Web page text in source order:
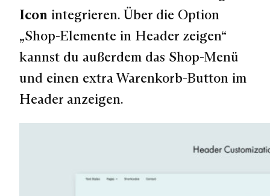
Icon integrieren. Über die Option
„Shop-Elemente in Header zeigen“
kannst du außerdem das Shop-Menü
und einen extra Warenkorb-Button im
Header anzeigen.